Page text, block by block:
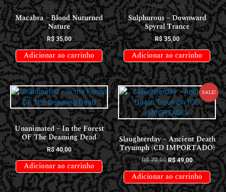
CDS NACIONAIS
Macabra – Blood Nuturned
Nature
R$35,00
Adicionar ao carrinho
CDS NACIONAIS
Sulphurous – Downward
Spyral Trance
R$35,00
Adicionar ao carrinho
CDS NACIONAIS
Unanimated – In the Forest
OF The Deaming Dead
R$40,00
Adicionar ao carrinho
Sale!
CDS INTERNACIONAIS
Slaughterday – Ancient Death
Tryumph (CD IMPORTADO)
R$70,00 R$49,00
Adicionar ao carrinho